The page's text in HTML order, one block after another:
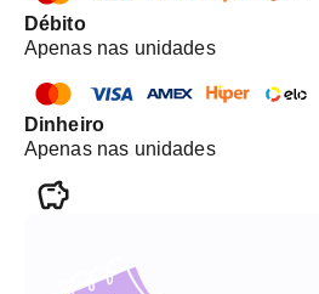
Débito
Apenas nas unidades
Dinheiro
Apenas nas unidades